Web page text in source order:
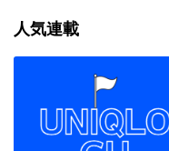
人気連載